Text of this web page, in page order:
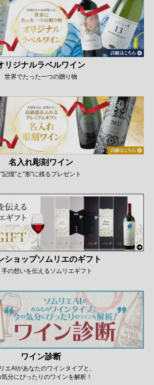
リジナルラベルワイン
世界でたった一つの贈り物
名入れ彫刻ワイン
"記憶"と"形"に残るプレゼント
ショップソムリエのギフト
手の想いを伝えるソムリエギフト
ワイン診断
エAIがあなたのワインタイプと、
気分にぴったりのワインを解析！